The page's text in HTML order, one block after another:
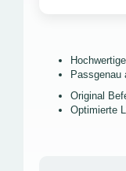
Passgenau
Original
Optimierte